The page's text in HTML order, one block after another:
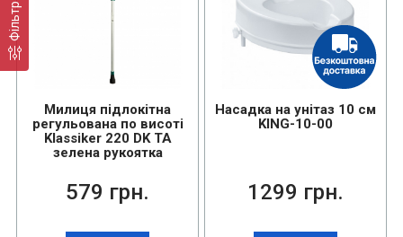
Фільтр
Милиця підлокітна
регульована по висоті
Klassiker 220 DK TA
зелена рукоятка
579 грн.
Насадка на унітаз 10 см
KING-10-00
1299 грн.